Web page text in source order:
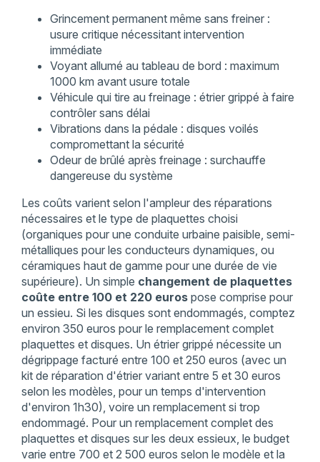
Grincement permanent même sans freiner :
usure critique nécessitant intervention
immédiate
Voyant allumé au tableau de bord : maximum
1000 km avant usure totale
Véhicule qui tire au freinage : étrier grippé à faire
contrôler sans délai
Vibrations dans la pédale : disques voilés
compromettant la sécurité
Odeur de brûlé après freinage : surchauffe
dangereuse du système
Les coûts varient selon l'ampleur des réparations
nécessaires et le type de plaquettes choisi
(organiques pour une conduite urbaine paisible, semi-
métalliques pour les conducteurs dynamiques, ou
céramiques haut de gamme pour une durée de vie
supérieure). Un simple changement de plaquettes
coûte entre 100 et 220 eurospose comprise pour
un essieu. Si les disques sont endommagés, comptez
environ 350 euros pour le remplacement complet
plaquettes et disques. Un étrier grippé nécessite un
dégrippage facturé entre 100 et 250 euros (avec un
kit de réparation d'étrier variant entre 5 et 30 euros
selon les modèles, pour un temps d'intervention
d'environ 1h30), voire un remplacement si trop
endommagé. Pour un remplacement complet des
plaquettes et disques sur les deux essieux, le budget
varie entre 700 et 2 500 euros selon le modèle et la